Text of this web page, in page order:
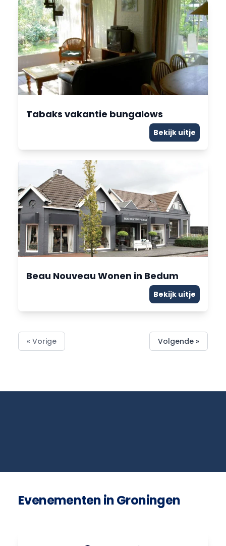
Tabaks vakantie bungalows
Bekijk uitje
Beau Nouveau Wonen in Bedum
Bekijk uitje
« Vorige Volgende »
Evenementen in Groningen